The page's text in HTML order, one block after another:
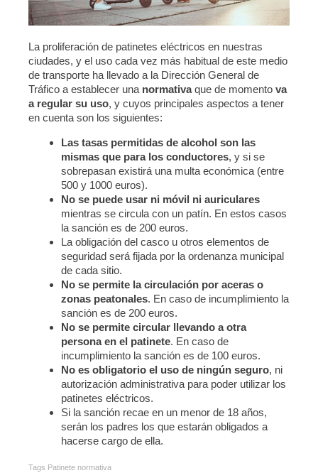
La proliferación de patinetes eléctricos en nuestras
ciudades, y el uso cada vez más habitual de este medio
de transporte ha llevado a la Dirección General de
Tráfico a establecer una normativaque de momento va
a regular su uso, y cuyos principales aspectos a tener
en cuenta son los siguientes:
Las tasas permitidas de alcohol son las
mismas que para los conductores, y si se
sobrepasan existirá una multa económica (entre
500 y 1000 euros).
No se puede usar ni móvil ni auriculares
mientras se circula con un patín. En estos casos
la sanción es de 200 euros.
La obligación del casco u otros elementos de
seguridad será fijada por la ordenanza municipal
de cada sitio.
No se permite la circulación por aceras o
zonas peatonales. En caso de incumplimiento la
sanción es de 200 euros.
No se permite circular llevando a otra
persona en el patinete. En caso de
incumplimiento la sanción es de 100 euros.
No es obligatorio el uso de ningún seguro, ni
autorización administrativa para poder utilizar los
patinetes eléctricos.
Si la sanción recae en un menor de 18 años,
serán los padres los que estarán obligados a
hacerse cargo de ella.
Tags Patinete normativa